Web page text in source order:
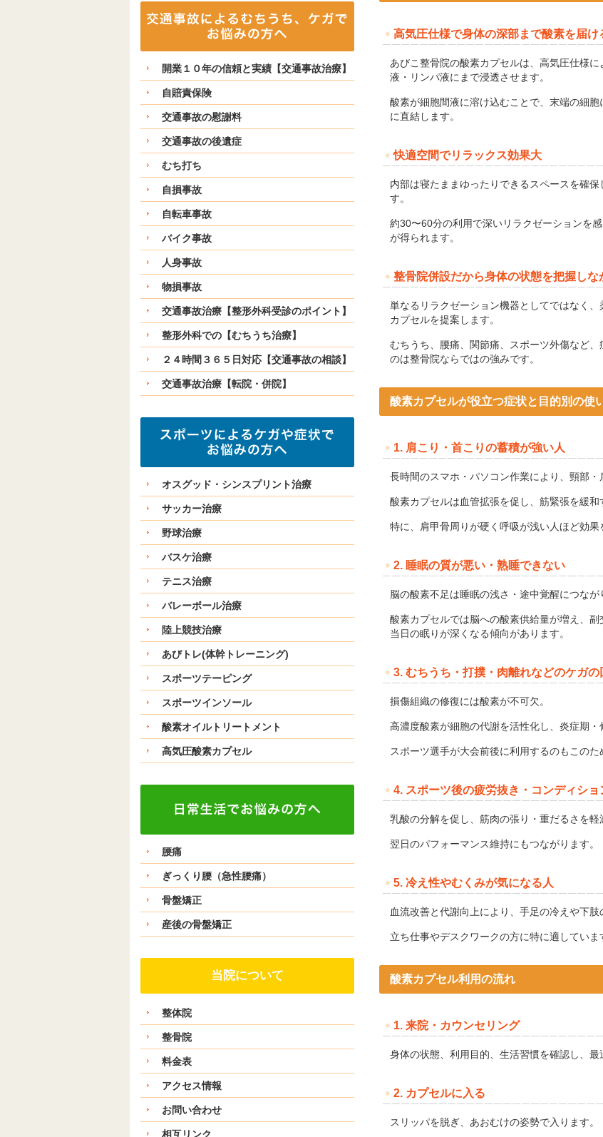
高気圧仕様で身体の深部まで酸素を届け
あびこ整骨院の酸素カプセルは、高気圧仕様
液・リンパ液にまで浸透させます。
酸素が細胞間液に溶け込むことで、末端の細
に直結します。
快適空間でリラックス効果大
内部は寝たままゆったりできるスペースを確
す。
約30〜60分の利用で深いリラクゼーションを
が得られます。
整骨院併設だから身体の状態を把握しな
単なるリラクゼーション機器としてではなく
カプセルを提案します。
むちうち、腰痛、関節痛、スポーツ外傷など
のは整骨院ならではの強みです。
酸素カプセルが役立つ症状と目的別の使
1. 肩こり・首こりの蓄積が強い人
長時間のスマホ・パソコン作業により、頸部
酸素カプセルは血管拡張を促し、筋緊張を緩
特に、肩甲骨周りが硬く呼吸が浅い人ほど効果
2. 睡眠の質が悪い・熟睡できない
脳の酸素不足は睡眠の浅さ・途中覚醒につなが
酸素カプセルでは脳への酸素供給量が増え、
当日の眠りが深くなる傾向があります。
3. むちうち・打撲・肉離れなどのケガの
損傷組織の修復には酸素が不可欠。
高濃度酸素が細胞の代謝を活性化し、炎症期・
スポーツ選手が大会前後に利用するのもこのた
4. スポーツ後の疲労抜き・コンディショ
乳酸の分解を促し、筋肉の張り・重だるさを軽
翌日のパフォーマンス維持にもつながります。
5. 冷え性やむくみが気になる人
血流改善と代謝向上により、手足の冷えや下肢
立ち仕事やデスクワークの方に特に適していま
酸素カプセル利用の流れ
1. 来院・カウンセリング
身体の状態、利用目的、生活習慣を確認し、最
2. カプセルに入る
スリッパを脱ぎ、あおむけの姿勢で入ります。
開業１０年の信頼と実績【交通事故治療】
自賠責保険
交通事故の慰謝料
交通事故の後遺症
むち打ち
自損事故
自転車事故
バイク事故
人身事故
物損事故
交通事故治療【整形外科受診のポイント】
整形外科での【むちうち治療】
２４時間３６５日対応【交通事故の相談】
交通事故治療【転院・併院】
オスグッド・シンスプリント治療
サッカー治療
野球治療
バスケ治療
テニス治療
バレーボール治療
陸上競技治療
あびトレ(体幹トレーニング)
スポーツテーピング
スポーツインソール
酸素オイルトリートメント
高気圧酸素カプセル
腰痛
ぎっくり腰（急性腰痛）
骨盤矯正
産後の骨盤矯正
当院について
整体院
整骨院
料金表
アクセス情報
お問い合わせ
相互リンク